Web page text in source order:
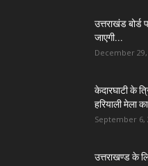
उत्तराखंड बोर्ड
जाएगी...
December 29,
केदारघाटी के
हरियाली मेला
September 6,
उत्तराखण्ड के